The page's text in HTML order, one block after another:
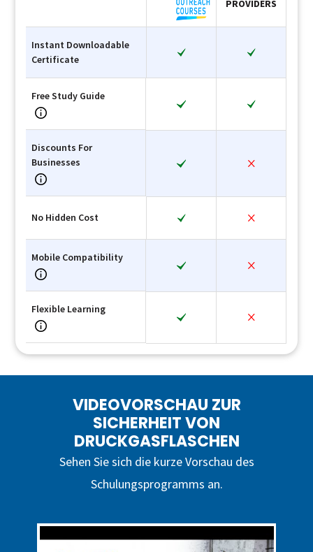
PROVIDERS
Instant Downloadable
Certificate
Free Study Guide
Discounts For
Businesses
No Hidden Cost
Mobile Compatibility
Flexible Learning
VIDEOVORSCHAU ZUR
SICHERHEIT VON
DRUCKGASFLASCHEN
Sehen Sie sich die kurze Vorschau des
Schulungsprogramms an.